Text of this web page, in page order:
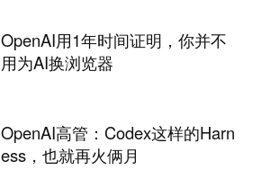
OpenAI用1年时间证明，你并不
用为AI换浏览器
OpenAI高管：Codex这样的Harn
ess，也就再火俩月